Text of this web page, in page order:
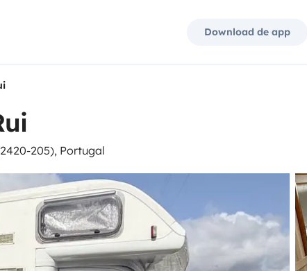
Download de app
205), Portugal